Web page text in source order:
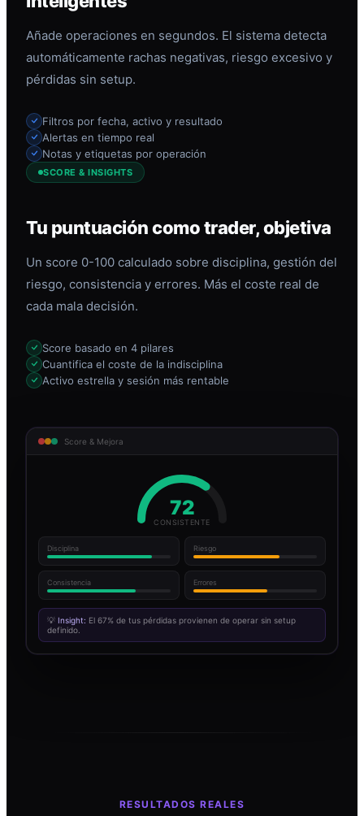
Añade operaciones en segundos. El sistema detecta
automáticamente rachas negativas, riesgo excesivo y
pérdidas sin setup.
Filtros por fecha, activo y resultado
Alertas en tiempo real
Notas y etiquetas por operación
SCORE & INSIGHTS
Tu puntuación como trader, objetiva
Un score 0-100 calculado sobre disciplina, gestión del
riesgo, consistencia y errores. Más el coste real de
cada mala decisión.
Score basado en 4 pilares
Cuantifica el coste de la indisciplina
Activo estrella y sesión más rentable
Score & Mejora
72
CONSISTENTE
Disciplina Riesgo
Consistencia Errores
💡 Insight: El 67% de tus pérdidas provienen de operar sin setup
definido.
RESULTADOS REALES